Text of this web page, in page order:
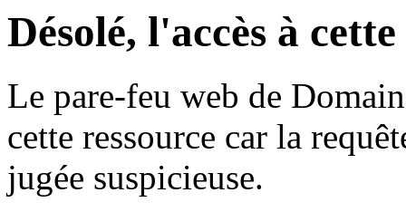
Désolé, l'accès à
Le pare-feu web de
cette ressource car la
jugée suspicieuse.